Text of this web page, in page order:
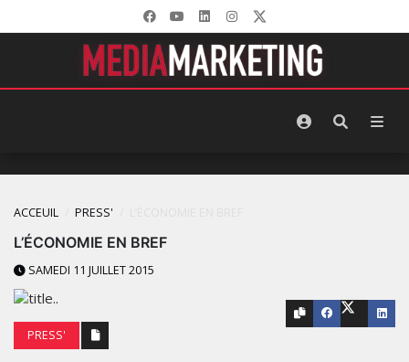
ACCEUIL PRESS'
L’‪ÉCONOMIE‬ EN BREF
SAMEDI 11 JUILLET 2015
PRESS'